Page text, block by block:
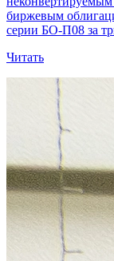
биржевым
серии БО-П08 за
Читать